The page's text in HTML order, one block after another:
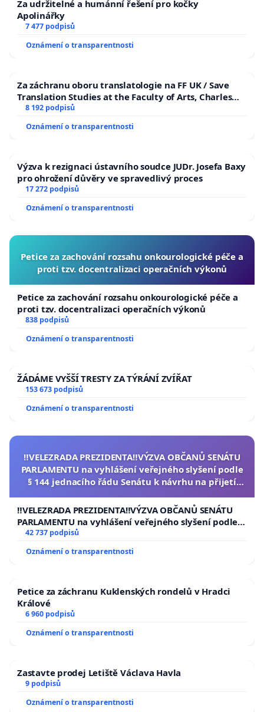
Za udržitelné a humánní řešení pro kočky
Apolinářky
7 477 podpisů
Oznámení o transparentnosti
Za záchranu oboru translatologie na FF UK / Save
Translation Studies at the Faculty of Arts, Charles
University
8 192 podpisů
Oznámení o transparentnosti
Výzva k rezignaci ústavního soudce JUDr. Josefa Baxy
pro ohrožení důvěry ve spravedlivý proces
17 272 podpisů
Oznámení o transparentnosti
Petice za zachování rozsahu onkourologické péče a
proti tzv. docentralizaci operačních výkonů
Petice za zachování rozsahu onkourologické péče a
proti tzv. docentralizaci operačních výkonů
838 podpisů
Oznámení o transparentnosti
ŽÁDÁME VYŠŠÍ TRESTY ZA TÝRÁNÍ ZVÍŘAT
153 673 podpisů
Oznámení o transparentnosti
‼️VELEZRADA PREZIDENTA‼️VÝZVA OBČANŮ SENÁTU
PARLAMENTU na vyhlášení veřejného slyšení podle
§ 144 jednacího řádu Senátu k návrhu na přijetí
republiky
‼️VELEZRADA PREZIDENTA‼️VÝZVA OBČANŮ SENÁTU
PARLAMENTU na vyhlášení veřejného slyšení podle §
144 jednacího řádu Senátu k návrhu na přijetí
republiky
42 737 podpisů
Oznámení o transparentnosti
Petice za záchranu Kuklenských rondelů v Hradci
Králové
6 960 podpisů
Oznámení o transparentnosti
Zastavte prodej Letiště Václava Havla
9 podpisů
Oznámení o transparentnosti